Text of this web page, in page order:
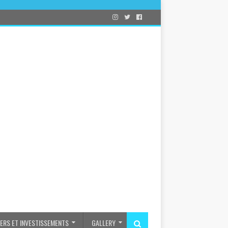
ET INVESTISSEMENTS GALLERY